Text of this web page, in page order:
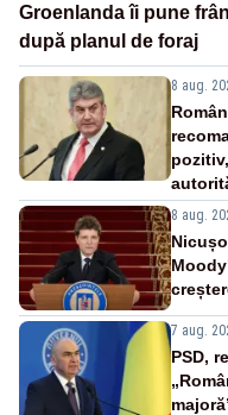
Groenlanda îi pune
după planul de foraj
8 aug.
8 aug.
7 aug.
PSD,